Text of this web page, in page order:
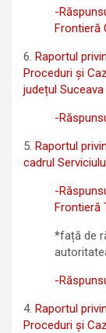
-
Frontieră
6. Raportul
Proceduri și
județul Suceava
-
5. Raportul
cadrul
-
Frontieră
*față de
-
4. Raportul
Proceduri și